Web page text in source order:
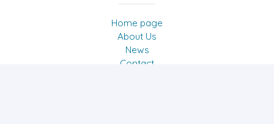
Home page
About Us
News
Contact